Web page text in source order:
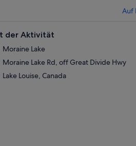
Auf
der Aktivität
Moraine Lake
Moraine Lake Rd, off Great Divide Hwy
Lake Louise, Canada